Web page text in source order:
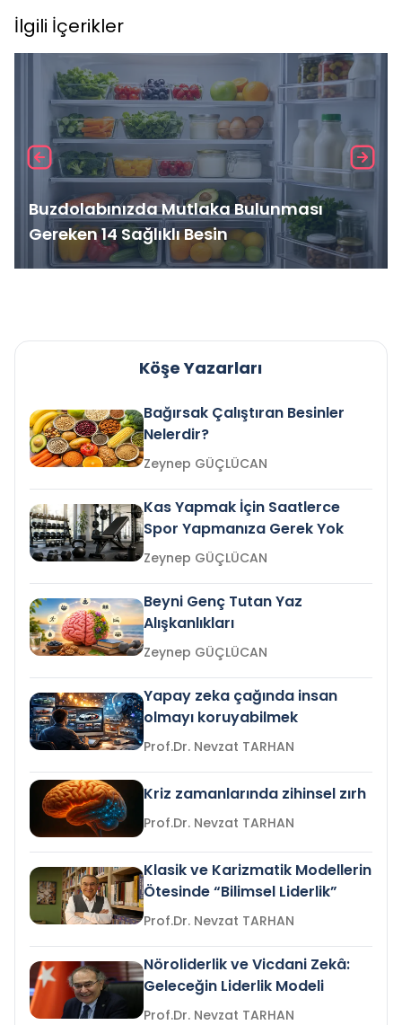
İlgili İçerikler
Buzdolabınızda Mutlaka Bulunması
Gereken 14 Sağlıklı Besin
Köşe Yazarları
Bağırsak Çalıştıran Besinler
Nelerdir?
Zeynep GÜÇLÜCAN
Kas Yapmak İçin Saatlerce
Spor Yapmanıza Gerek Yok
Zeynep GÜÇLÜCAN
Beyni Genç Tutan Yaz
Alışkanlıkları
Zeynep GÜÇLÜCAN
Yapay zeka çağında insan
olmayı koruyabilmek
Prof.Dr. Nevzat TARHAN
Kriz zamanlarında zihinsel zırh
Prof.Dr. Nevzat TARHAN
Klasik ve Karizmatik Modellerin
Ötesinde “Bilimsel Liderlik”
Prof.Dr. Nevzat TARHAN
Nöroliderlik ve Vicdani Zekâ:
Geleceğin Liderlik Modeli
Prof.Dr. Nevzat TARHAN